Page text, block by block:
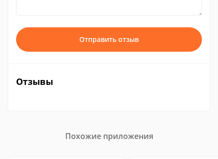
Отправить отзыв
Отзывы
Похожие приложения